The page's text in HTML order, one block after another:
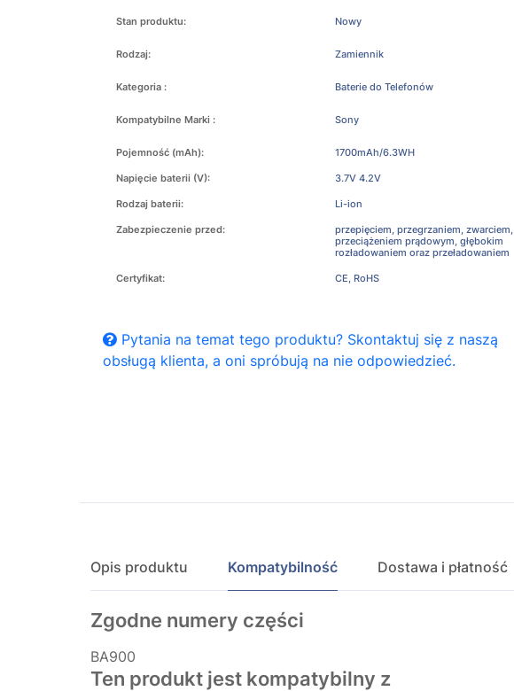
Stan produktu: Nowy
Rodzaj: Zamiennik
Kategoria : Baterie do Telefonów
Kompatybilne Marki : Sony
Pojemność (mAh): 1700mAh/6.3WH
Napięcie baterii (V): 3.7V 4.2V
Rodzaj baterii: Li-ion
Zabezpieczenie przed:
przepięciem, przegrzaniem, zwarciem,
przeciążeniem prądowym, głębokim
rozładowaniem oraz przeładowaniem
Certyfikat: CE, RoHS
Pytania na temat tego produktu? Skontaktuj się z naszą
obsługą klienta, a oni spróbują na nie odpowiedzieć.
Opis produktu Kompatybilność Dostawa i płatność
Zgodne numery części
BA900
Ten produkt jest kompatybilny z